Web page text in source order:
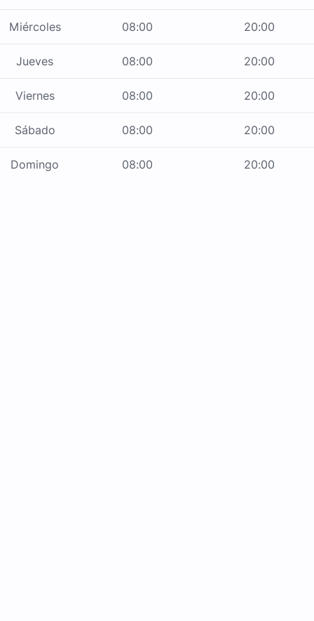
Miércoles 08:00 20:00
Jueves 08:00 20:00
Viernes 08:00 20:00
Sábado 08:00 20:00
Domingo 08:00 20:00